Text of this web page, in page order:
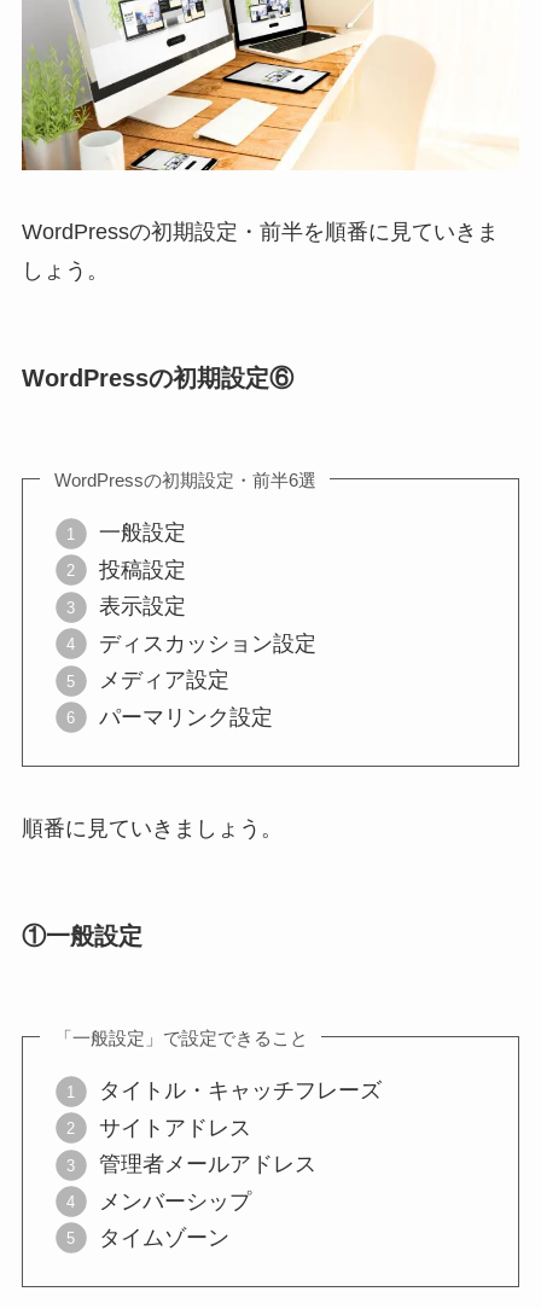
WordPressの初期設定・前半を順番に見ていきま
しょう。
WordPressの初期設定⑥
WordPressの初期設定・前半6選
一般設定
投稿設定
表示設定
ディスカッション設定
メディア設定
パーマリンク設定
順番に見ていきましょう。
①一般設定
「一般設定」で設定できること
タイトル・キャッチフレーズ
サイトアドレス
管理者メールアドレス
メンバーシップ
タイムゾーン